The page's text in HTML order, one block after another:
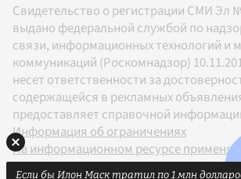
Свидетельство о регистрации СМИ Эл
выдано федеральной службой по
связи, информационных технологий и
коммуникаций (Роскомнадзор)
несет ответственности за
содержащейся в рекламных
предоставляет справочной
Информация об ограничениях
На информационном ресурсе
рекомендательные технологии в
Если бы Илон Маск тратил по 1 млн